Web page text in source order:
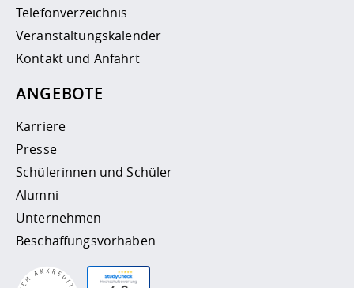
Telefonverzeichnis
Veranstaltungskalender
Kontakt und Anfahrt
ANGEBOTE
Karriere
Presse
Schülerinnen und Schüler
Alumni
Unternehmen
Beschaffungsvorhaben